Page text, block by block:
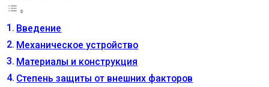
Введение
Механическое устройство
Материалы и конструкция
Степень защиты от внешних факторов